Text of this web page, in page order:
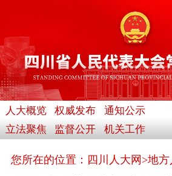
人大概览 权威发布
通知公示
立法聚焦
监督公开 机关工作
您所在的位置： 四川人大网 >地方